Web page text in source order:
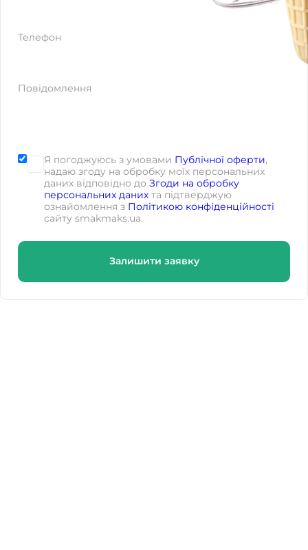
Телефон
Повідомлення
Я погоджуюсь з умовами Публічної оферти,
надаю згоду на обробку моїх персональних
даних відповідно до Згоди на обробку
персональних даних та підтверджую
ознайомлення з Політикою конфіденційності
сайту smakmaks.ua.
Залишити заявку